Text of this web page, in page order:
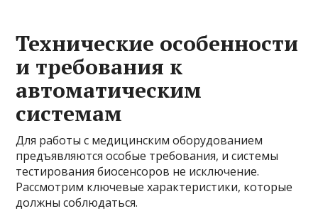
Технические особенности
и требования к
автоматическим
системам
Для работы с медицинским оборудованием
предъявляются особые требования, и системы
тестирования биосенсоров не исключение.
Рассмотрим ключевые характеристики, которые
должны соблюдаться.